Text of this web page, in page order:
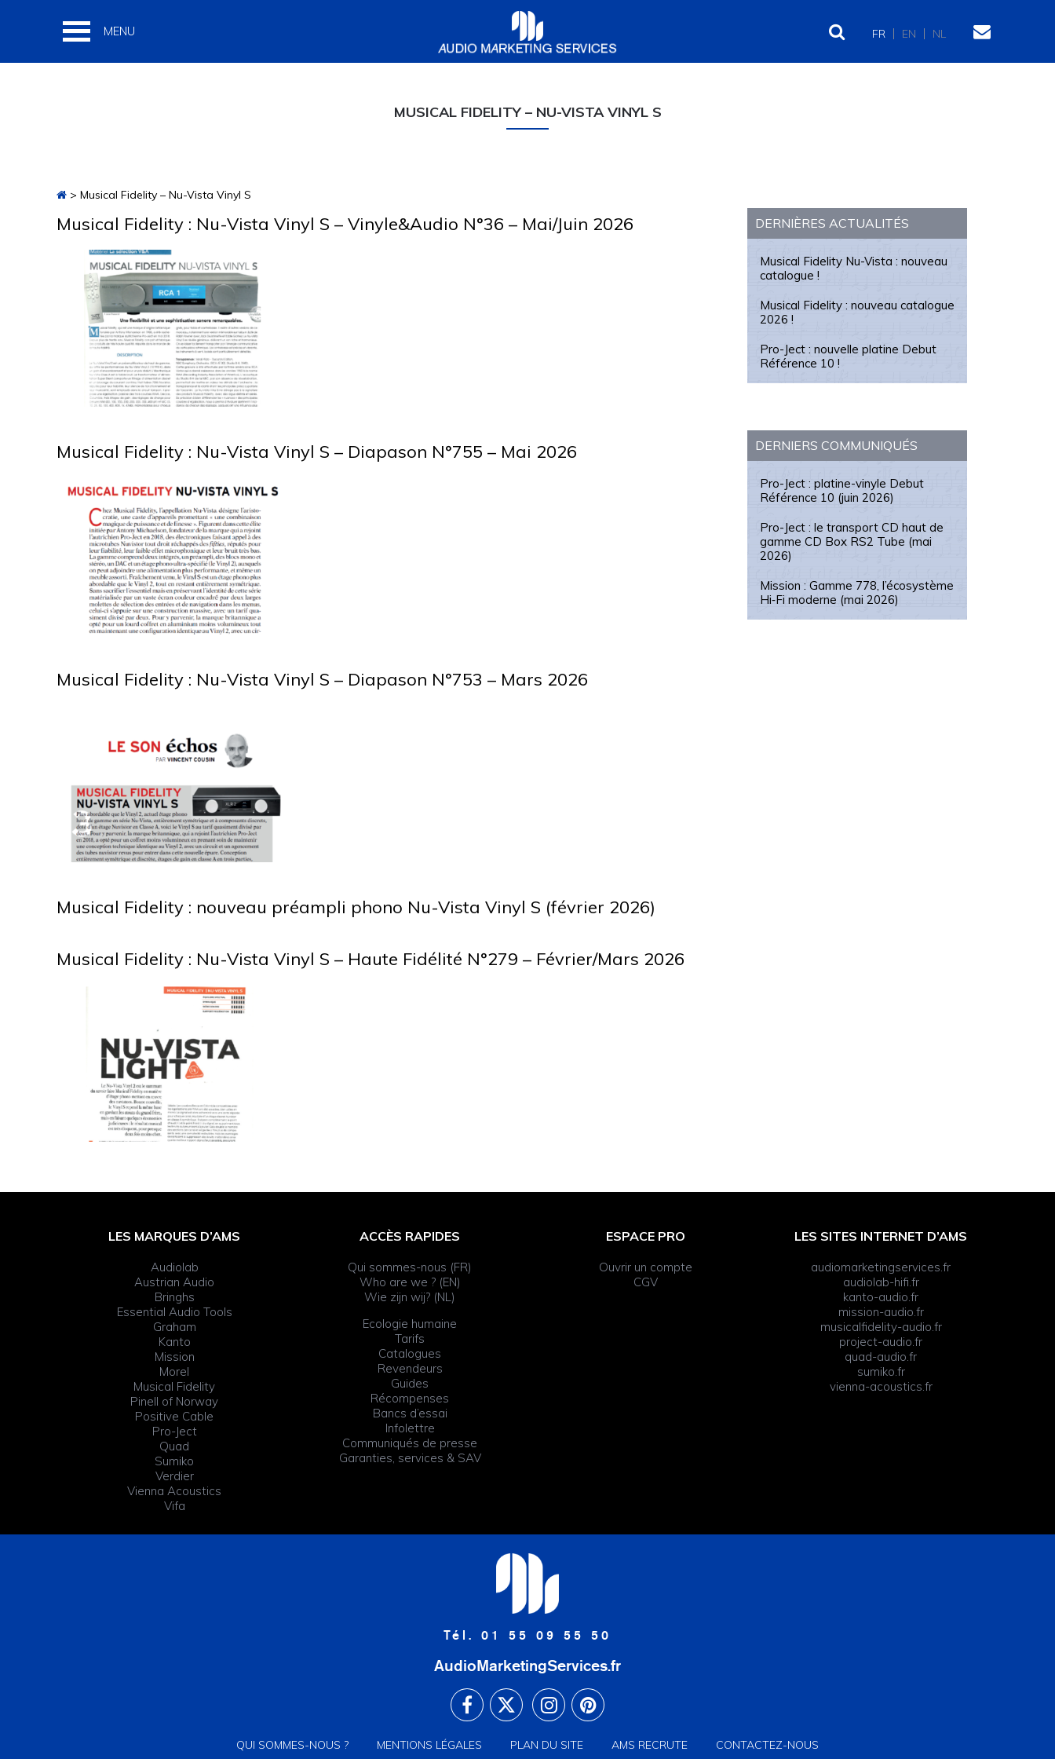
navigation
principal
barre
Audio
Marketing
FR EN NL
MUSICAL FIDELITY – NU-VISTA VINYL S
> Musical Fidelity – Nu-Vista Vinyl S
Musical Fidelity : Nu-Vista Vinyl S – Vinyle&Audio N°36 – Mai/Juin 2026
Musical Fidelity : Nu-Vista Vinyl S – Diapason N°755 – Mai 2026
Musical Fidelity : Nu-Vista Vinyl S – Diapason N°753 – Mars 2026
Musical Fidelity : nouveau préampli phono Nu-Vista Vinyl S (février 2026)
Musical Fidelity : Nu-Vista Vinyl S – Haute Fidélité N°279 – Février/Mars 2026
latérale
principale
DERNIÈRES ACTUALITÉS
Musical Fidelity Nu-Vista : nouveau
catalogue !
Musical Fidelity : nouveau catalogue
2026 !
Pro-Ject : nouvelle platine Debut
Référence 10 !
DERNIERS COMMUNIQUÉS
Pro-Ject : platine-vinyle Debut
Référence 10 (juin 2026)
Pro-Ject : le transport CD haut de
gamme CD Box RS2 Tube (mai
2026)
Mission : Gamme 778, l’écosystème
Hi‑Fi moderne (mai 2026)
FooterLES MARQUES D’AMS
Audiolab
Austrian Audio
Bringhs
Essential Audio Tools
Graham
Kanto
Mission
Morel
Musical Fidelity
Pinell of Norway
Positive Cable
Pro-Ject
Quad
Sumiko
Verdier
Vienna Acoustics
Vifa
ACCÈS RAPIDES
Qui sommes-nous (FR)
Who are we ? (EN)
Wie zijn wij? (NL)
Ecologie humaine
Tarifs
Catalogues
Revendeurs
Guides
Récompenses
Bancs d’essai
Infolettre
Communiqués de presse
Garanties, services & SAV
ESPACE PRO
Ouvrir un compte
CGV
LES SITES INTERNET D’AMS
audiomarketingservices.fr
audiolab-hifi.fr
kanto-audio.fr
mission-audio.fr
musicalfidelity-audio.fr
project-audio.fr
quad-audio.fr
sumiko.fr
vienna-acoustics.fr
Tél. 01 55 09 55 50
AudioMarketingServices.fr
QUI SOMMES-NOUS ? MENTIONS LÉGALES PLAN DU SITE AMS RECRUTE CONTACTEZ-NOUS